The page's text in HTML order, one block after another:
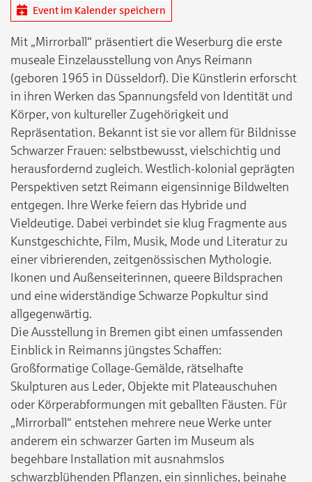
Event im Kalender speichern
Mit „Mirrorball“ präsentiert die Weserburg die erste
museale Einzelausstellung von Anys Reimann
(geboren 1965 in Düsseldorf). Die Künstlerin erforscht
in ihren Werken das Spannungsfeld von Identität und
Körper, von kultureller Zugehörigkeit und
Repräsentation. Bekannt ist sie vor allem für Bildnisse
Schwarzer Frauen: selbstbewusst, vielschichtig und
herausfordernd zugleich. Westlich-kolonial geprägten
Perspektiven setzt Reimann eigensinnige Bildwelten
entgegen. Ihre Werke feiern das Hybride und
Vieldeutige. Dabei verbindet sie klug Fragmente aus
Kunstgeschichte, Film, Musik, Mode und Literatur zu
einer vibrierenden, zeitgenössischen Mythologie.
Ikonen und Außenseiterinnen, queere Bildsprachen
und eine widerständige Schwarze Popkultur sind
allgegenwärtig.
Die Ausstellung in Bremen gibt einen umfassenden
Einblick in Reimanns jüngstes Schaffen:
Großformatige Collage-Gemälde, rätselhafte
Skulpturen aus Leder, Objekte mit Plateauschuhen
oder Körperabformungen mit geballten Fäusten. Für
„Mirrorball“ entstehen mehrere neue Werke unter
anderem ein schwarzer Garten im Museum als
begehbare Installation mit ausnahmslos
schwarzblühenden Pflanzen, ein sinnliches, beinahe